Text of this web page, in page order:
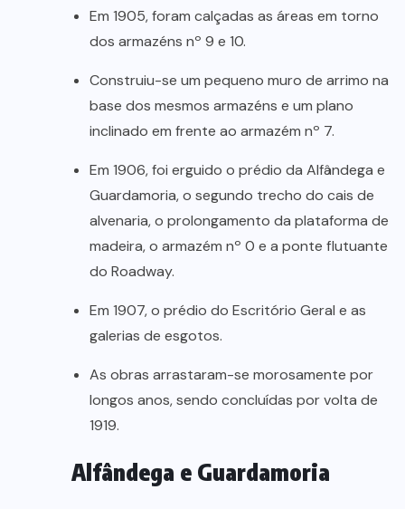
Em 1905, foram calçadas as áreas em torno
dos armazéns nº 9 e 10.
Construiu-se um pequeno muro de arrimo na
base dos mesmos armazéns e um plano
inclinado em frente ao armazém nº 7.
Em 1906, foi erguido o prédio da Alfândega e
Guardamoria, o segundo trecho do cais de
alvenaria, o prolongamento da plataforma de
madeira, o armazém nº 0 e a ponte flutuante
do Roadway.
Em 1907, o prédio do Escritório Geral e as
galerias de esgotos.
As obras arrastaram-se morosamente por
longos anos, sendo concluídas por volta de
1919.
Alfândega e Guardamoria